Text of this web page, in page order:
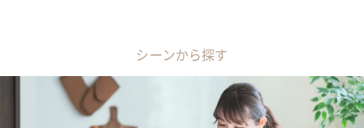
シーンから探す